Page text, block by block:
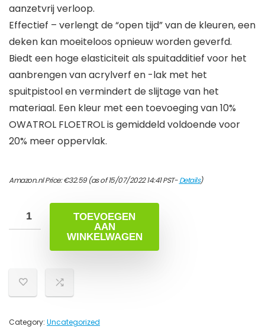
aanzetvrij verloop.
Effectief – verlengt de “open tijd” van de kleuren, een
deken kan moeiteloos opnieuw worden geverfd.
Biedt een hoge elasticiteit als spuitadditief voor het
aanbrengen van acrylverf en -lak met het
spuitpistool en vermindert de slijtage van het
materiaal. Een kleur met een toevoeging van 10%
OWATROL FLOETROL is gemiddeld voldoende voor
20% meer oppervlak.
Amazon.nl Price:€32.59(as of 15/07/2022 14:41 PST-Details)
TOEVOEGEN
AAN
WINKELWAGEN
Category: Uncategorized